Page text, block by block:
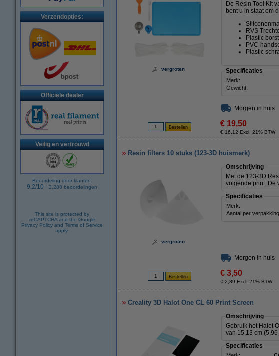
Verzendopties:
Officiële dealer
Veilig en vertrouwd
Beoordeling door klanten:
9.2/10 - 2.288 beoordelingen
This site is protected by
reCAPTCHA and the Google
Privacy Policy and Terms of Service
apply.
vergroten
De Resin Tool Kit
bent u in staat om
RVS
Plastic
PVC-
Plastic
Specificaties
Merk:
Gewicht:
Morgen in huis
€ 19,50
€ 16,12 Excl. 21% BTW
Resin filters 10 stuks (123-3D huismerk)
vergroten
Omschrijving
Met de 123-3D
volgende print. De
Specificaties
Merk:
Aantal per
Morgen in huis
€ 3,50
€ 2,89 Excl. 21% BTW
Creality 3D Halot One CL 60 Print Screen
Omschrijving
Gebruik het Halot
van 15,13 cm (5,96
Specificaties